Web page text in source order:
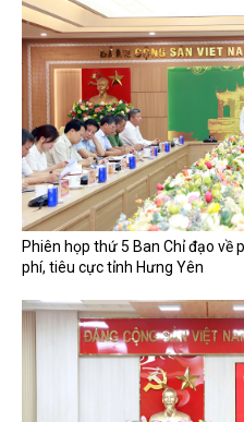
Phiên họp thứ 5 Ban Chỉ đạo về
phí, tiêu cực tỉnh Hưng Yên